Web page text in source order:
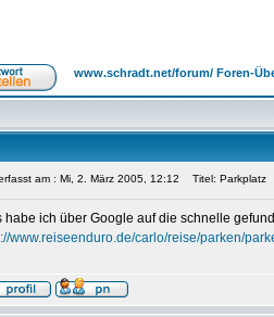
www.schradt.net/forum/ Foren-
am : Mi, 2. März 2005, 12:12 Titel: Parkplatz
habe ich über Google auf die schnelle
www.reiseenduro.de/carlo/reise/parken/